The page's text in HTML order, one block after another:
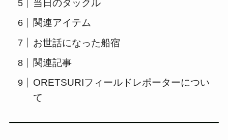
当日のタックル
関連アイテム
お世話になった船宿
関連記事
ORETSURIフィールドレポーターについ
て